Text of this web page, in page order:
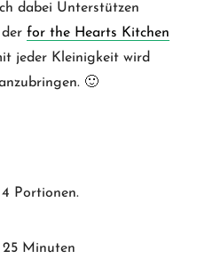
dabei Unterstützen
for the Hearts Kitchen
jeder Kleinigkeit wird
🙂
Portionen.
25 Minuten